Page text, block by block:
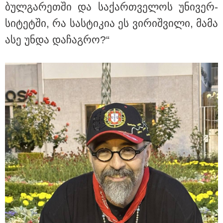
13:27 / 07-08-2026
"სტუმართმოყვარე ხალხი ვართ - რუსს, ყაზახს,
უკრაინელს, შვეიცარიელს, იტალიელს, ამერიკელს,
შეუძლია ჩამოვიდეს, დახარჯოს ფული... არავინ
შეზღუდული არაა" - კალაძე
ბულ­გა­რეთ­ში და სა­ქარ­თვე­ლოს უნი­ვერ­
სი­ტეტ­ში, რა სას­ტი­კია ეს ვი­რიშ­ვი­ლი, მამა
ასე უნდა და­ჩაგ­რო?“